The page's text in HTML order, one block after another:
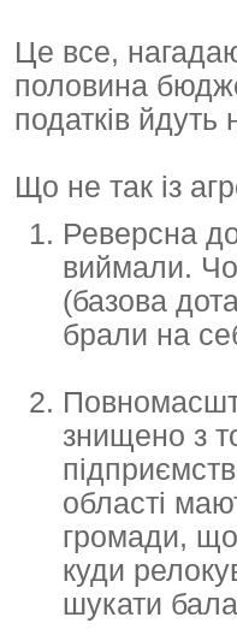
Це все,
половина
податків йдуть
Що не так із
Реверсна
виймали.
(базова
брали на
знищено з
області
громади,
куди
шукати